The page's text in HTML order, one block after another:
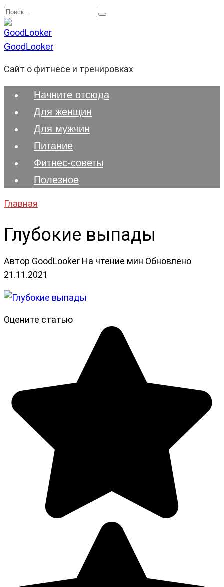
Перейти
к
содержанию
Search
for:
GoodLooker
Сайт о фитнесе и тренировках
Начните отсюда
Для женщин
Для мужчин
Питание
Фитнес-советы
Полезноe
Главная
Глубокие выпады
Автор GoodLooker На чтение мин Обновлено
21.11.2021
Оцените статью